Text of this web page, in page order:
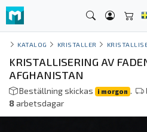
KATALOG KRISTALLER
KRISTALLISERING AV
AFGHANISTAN
Beställning skickas i morgon .
8arbetsdagar